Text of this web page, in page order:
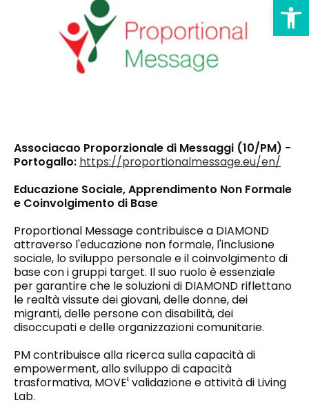
Associacao Proporzionale di Messaggi (10/PM) -
Portogallo: https://proportionalmessage.eu/en/
Educazione Sociale, Apprendimento Non Formale
e Coinvolgimento di Base
Proportional Message contribuisce a DIAMOND
attraverso l'educazione non formale, l'inclusione
sociale, lo sviluppo personale e il coinvolgimento di
base con i gruppi target. Il suo ruolo è essenziale
per garantire che le soluzioni di DIAMOND riflettano
le realtà vissute dei giovani, delle donne, dei
migranti, delle persone con disabilità, dei
disoccupati e delle organizzazioni comunitarie.
PM contribuisce alla ricerca sulla capacità di
empowerment, allo sviluppo di capacità
trasformativa, MOVEE validazione e attività di Living
Lab.